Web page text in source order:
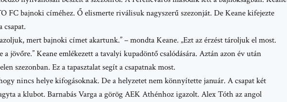
FC bajnoki címéhez. Ő elismerte riválisuk nagyszerű szezonját. De Keane kifejezte
csapat.
mert bajnoki címet akartunk.” – mondta Keane. „Ezt az érzést tároljuk el most.
jövőre.” Keane emlékezett a tavalyi kupadöntő csalódására. Aztán azon év után
szezonban. Ez a tapasztalat segít a csapatnak most.
nincs helye kifogásoknak. De a helyzetet nem könnyítette január. A csapat két
a klubot. Barnabás Varga a görög AEK Athénhoz igazolt. Alex Tóth az angol